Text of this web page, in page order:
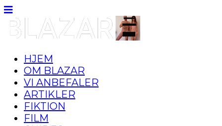
HJEM
OM BLAZAR
VI ANBEFALER
ARTIKLER
FIKTION
FILM